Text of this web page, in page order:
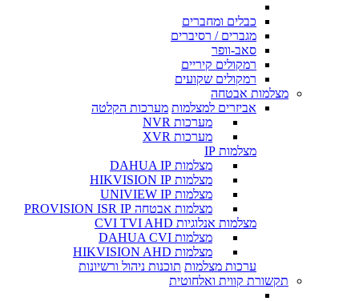
כבלים ומחברים
מגברים / רסיברים
סאב-וופר
רמקולים קיריים
רמקולים שקועים
מצלמות אבטחה
אביזרים למצלמות מערכות הקלטה
מערכות NVR
מערכות XVR
מצלמות IP
מצלמות DAHUA IP
מצלמות HIKVISION IP
מצלמות UNIVIEW IP
מצלמות אבטחה PROVISION ISR IP
מצלמות אנלוגיות CVI TVI AHD
מצלמות DAHUA CVI
מצלמות HIKVISION AHD
ערכות מצלמות תוכנות ניהול ורשיונות
תקשורת קווית ואלחוטית